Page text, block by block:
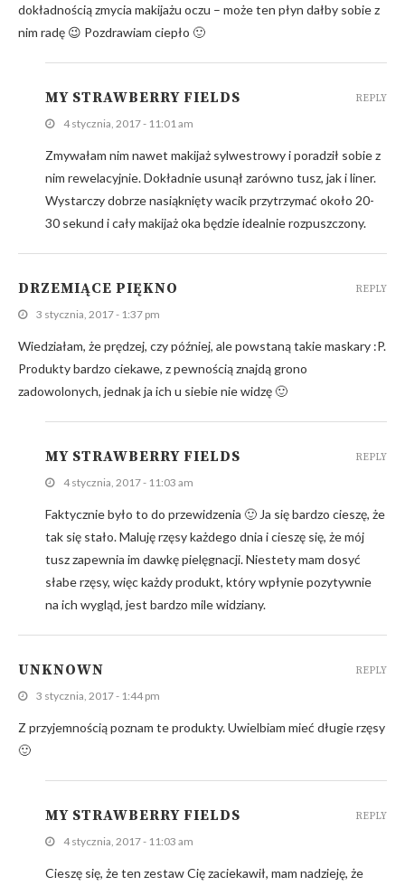
dokładnością zmycia makijażu oczu – może ten płyn dałby sobie z
nim radę 😉 Pozdrawiam ciepło 🙂
MY STRAWBERRY FIELDS
4 stycznia, 2017 - 11:01 am
Zmywałam nim nawet makijaż sylwestrowy i poradził sobie z
nim rewelacyjnie. Dokładnie usunął zarówno tusz, jak i liner.
Wystarczy dobrze nasiąknięty wacik przytrzymać około 20-
30 sekund i cały makijaż oka będzie idealnie rozpuszczony.
REPLY
DRZEMIĄCE PIĘKNO
3 stycznia, 2017 - 1:37 pm
Wiedziałam, że prędzej, czy później, ale powstaną takie maskary :P.
Produkty bardzo ciekawe, z pewnością znajdą grono
zadowolonych, jednak ja ich u siebie nie widzę 🙂
REPLY
MY STRAWBERRY FIELDS
4 stycznia, 2017 - 11:03 am
Faktycznie było to do przewidzenia 🙂 Ja się bardzo cieszę, że
tak się stało. Maluję rzęsy każdego dnia i cieszę się, że mój
tusz zapewnia im dawkę pielęgnacji. Niestety mam dosyć
słabe rzęsy, więc każdy produkt, który wpłynie pozytywnie
na ich wygląd, jest bardzo mile widziany.
REPLY
UNKNOWN
3 stycznia, 2017 - 1:44 pm
Z przyjemnością poznam te produkty. Uwielbiam mieć długie rzęsy
🙂
REPLY
MY STRAWBERRY FIELDS
4 stycznia, 2017 - 11:03 am
Cieszę się, że ten zestaw Cię zaciekawił, mam nadzieję, że
REPLY